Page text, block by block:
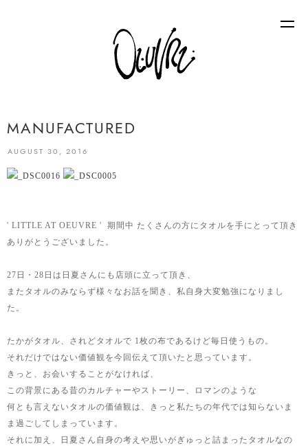
MANUFACTURED
AUGUST 30, 2016
' LITTLE AT OEUVRE ' 期間中 たくさんの方にタオルを手にとって頂き
ありがとうございました。
27日・28日は日夏さんにも店頭に立って頂き、
またタオルのみならず様々なお話を聞き、私自身大変勉強になりまし
た。
たかがタオル、されどタオルで 1枚の布であるけど毎日使うもの。
それだけではない価値観を今回伝えて頂いたと思っています。
きっと、お会いすることがなければ、
この背景にある昔のカルチャーやストーリー、ロマンのような
何とも言えないタオルの価値観は、きっと私たちの年代では知らないま
ま過ごしてしまっています。
それに加え、日夏さん自身の考えや思いがぎゅっと詰まったタオルなの